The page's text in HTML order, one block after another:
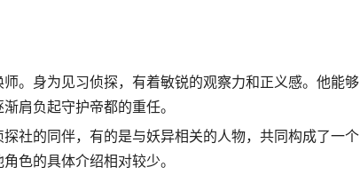
。身为见习侦探，有着敏锐的观察力和正义感。他能够
肩负起守护帝都的重任。
社的同伴，有的是与妖异相关的人物，共同构成了一个
色的具体介绍相对较少。